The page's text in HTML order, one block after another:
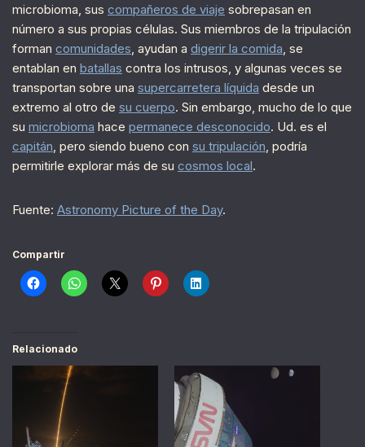
microbioma, sus compañeros de viaje sobrepasan en
número a sus propias células. Sus miembros de la tripulación
forman comunidades , ayudan a digerir la comida , se
entablan en batallas contra los intrusos, y algunas veces se
transportan sobre una supercarretera líquida desde un
extremo al otro de su cuerpo. Sin embargo, mucho de lo que
su microbioma hace permanece desconocido. Ud. es el
capitán , pero siendo bueno con su tripulación , podría
permitirle explorar más de su cosmos local.
Fuente: Astronomy Picture of the Day.
Compartir
Relacionado